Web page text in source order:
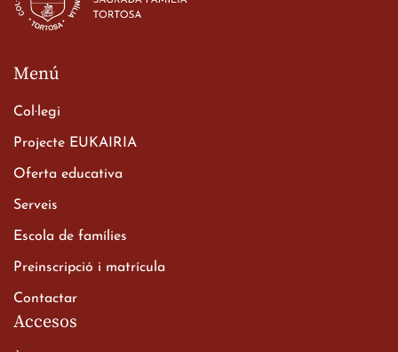
23 de març de 2026
Xerrada del Sr. Bisbe als
Batxillerat
Menú
Col·legi
Projecte EUKAIRIA
Oferta educativa
Serveis
Escola de famílies
Preinscripció i matrícula
Contactar
Accesos